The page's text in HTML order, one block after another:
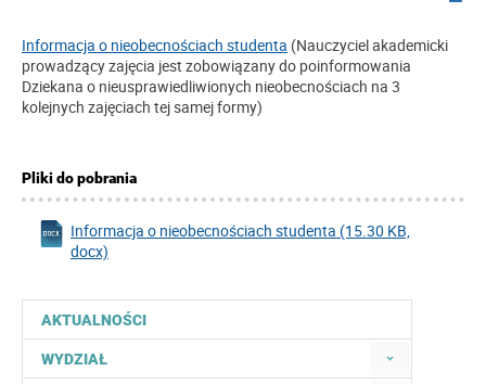
AKTUALNOŚCI
WYDZIAŁ
Informacja o nieobecnościach studenta (Nauczyciel akademicki
prowadzący zajęcia jest zobowiązany do poinformowania
Dziekana o nieusprawiedliwionych nieobecnościach na 3
kolejnych zajęciach tej samej formy)
Pliki do pobrania
Informacja o nieobecnościach studenta (15.30 KB,
docx)